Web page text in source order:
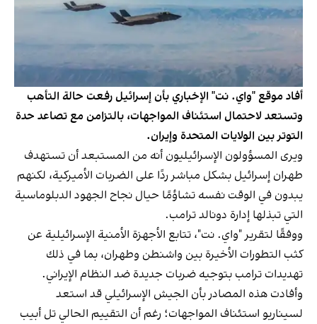
أفاد موقع "واي. نت" الإخباري بأن إسرائيل رفعت حالة التأهب
وتستعد لاحتمال استئناف المواجهات، بالتزامن مع تصاعد حدة
التوتر بين الولايات المتحدة وإيران.
ويرى المسؤولون الإسرائيليون أنه من المستبعد أن تستهدف
طهران إسرائيل بشكل مباشر ردًا على الضربات الأميركية، لكنهم
يبدون في الوقت نفسه تشاؤمًا حيال نجاح الجهود الدبلوماسية
التي تبذلها إدارة دونالد ترامب.
ووفقًا لتقرير "واي. نت"، تتابع الأجهزة الأمنية الإسرائيلية عن
كثب التطورات الأخيرة بين واشنطن وطهران، بما في ذلك
تهديدات ترامب بتوجيه ضربات جديدة ضد النظام الإيراني.
وأفادت هذه المصادر بأن الجيش الإسرائيلي قد استعد
لسيناريو استئناف المواجهات؛ رغم أن التقييم الحالي تل أبيب